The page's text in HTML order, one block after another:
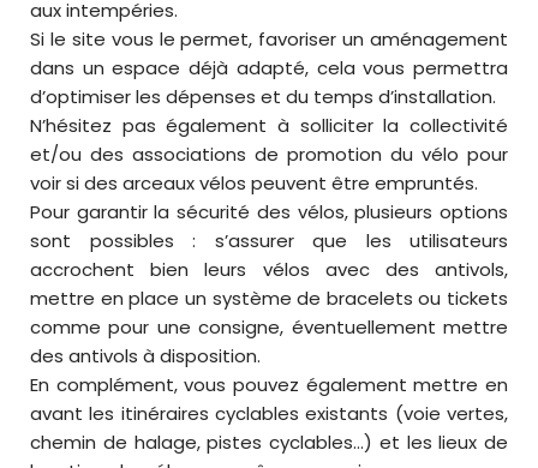
aux intempéries.
Si le site vous le permet, favoriser un aménagement
dans un espace déjà adapté, cela vous permettra
d’optimiser les dépenses et du temps d’installation.
N’hésitez pas également à solliciter la collectivité
et/ou des associations de promotion du vélo pour
voir si des arceaux vélos peuvent être empruntés.
Pour garantir la sécurité des vélos, plusieurs options
sont possibles : s’assurer que les utilisateurs
accrochent bien leurs vélos avec des antivols,
mettre en place un système de bracelets ou tickets
comme pour une consigne, éventuellement mettre
des antivols à disposition.
En complément, vous pouvez également mettre en
avant les itinéraires cyclables existants (voie vertes,
chemin de halage, pistes cyclables…) et les lieux de